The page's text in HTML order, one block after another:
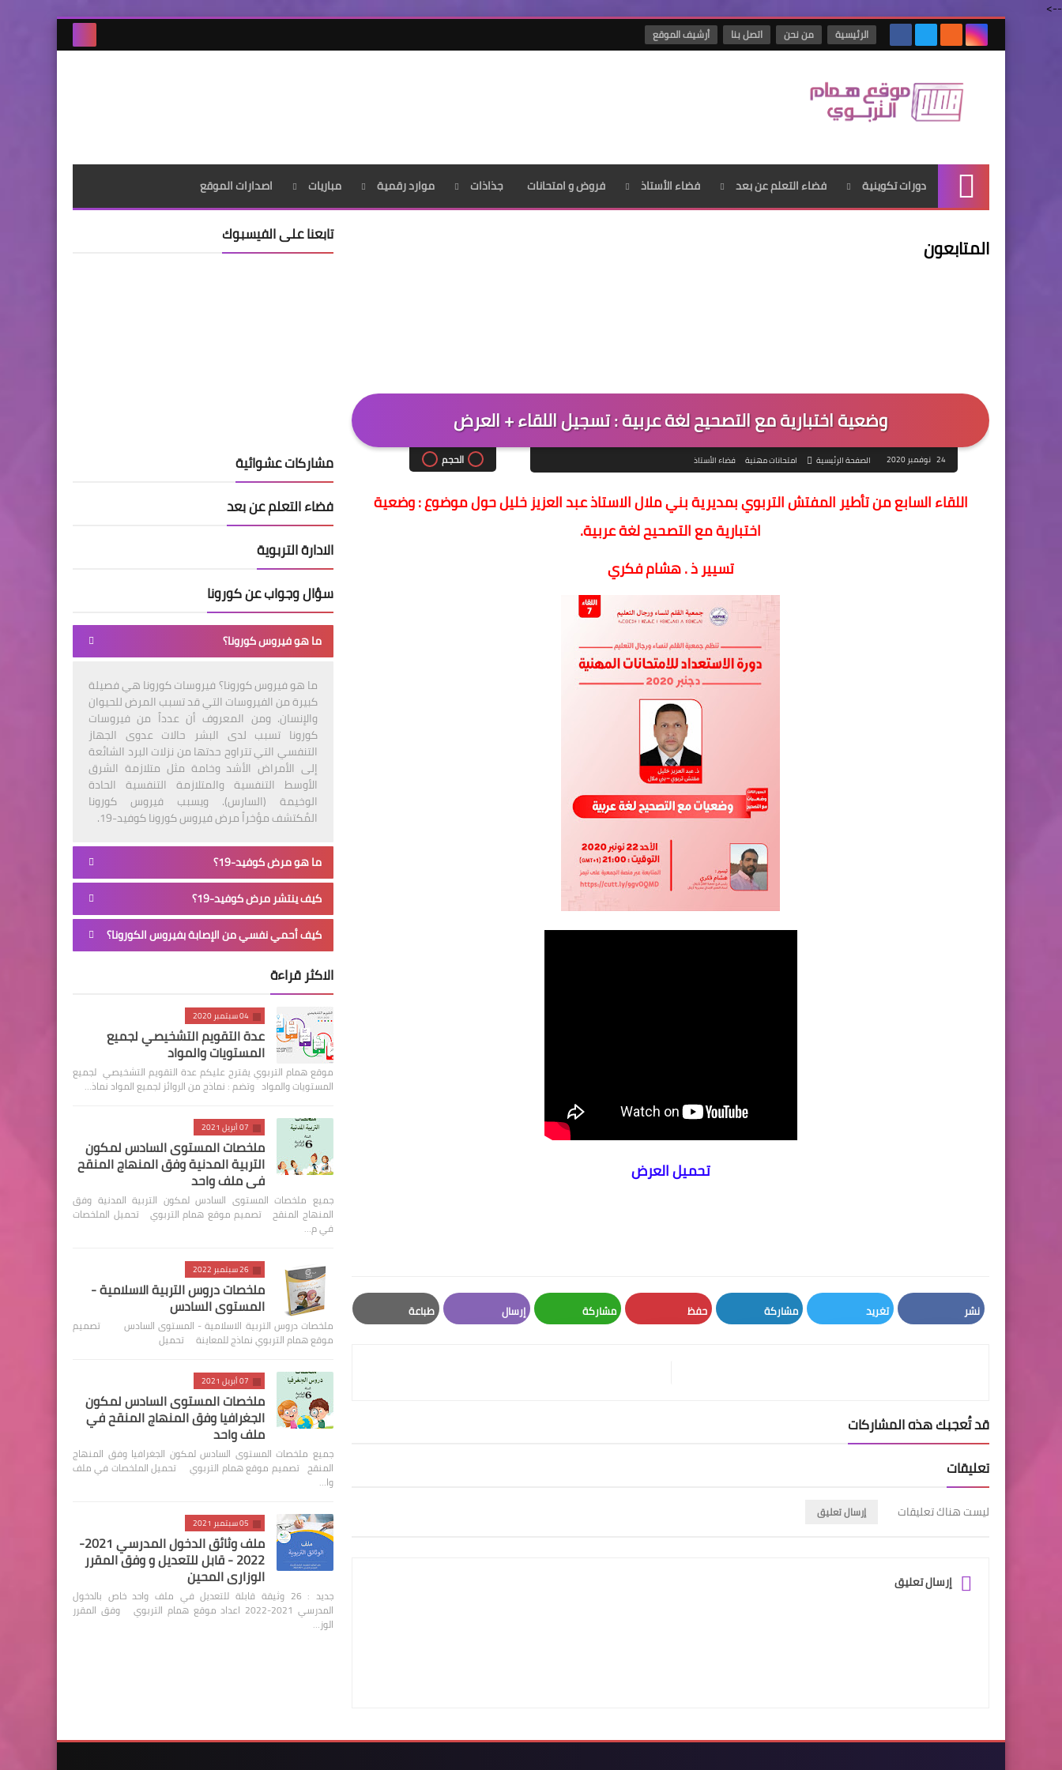
-->
الرئيسية من نحن اتصل بنا أرشيف الموقع
الرئيسية
دورات تكوينية فضاء التعلم عن بعد فضاء الأستاذ فروض و امتحانات جذاذات موارد رقمية مباريات اصدارات الموقع
المتابعون
وضعية اختبارية مع التصحيح لغة عربية : تسجيل اللقاء + العرض
24 نوفمبر 2020 الصفحة الرئيسية امتحانات مهنية فضاء الأستاذ الحجم
اللقاء السابع من تأطير المفتش التربوي بمديرية بني ملال الاستاذ عبد العزيز خليل حول موضوع : وضعية
اختبارية مع التصحيح لغة عربية.
تسيير ذ . هشام فكري
تحميل العرض
نشر تغريد مشاركة حفظ مشاركة إرسال طباعة
قد تُعجبك هذه المشاركات
تعليقات
ليست هناك تعليقات إرسال تعليق
إرسال تعليق
تابعنا على الفيسبوك
مشاركات عشوائية
فضاء التعلم عن بعد
الادارة التربوية
سؤال وجواب عن كورونا
ما هو فيروس كورونا؟
ما هو فيروس كورونا؟ فيروسات كورونا هي فصيلة
كبيرة من الفيروسات التي قد تسبب المرض للحيوان
والإنسان. ومن المعروف أن عدداً من فيروسات
كورونا تسبب لدى البشر حالات عدوى الجهاز
التنفسي التي تتراوح حدتها من نزلات البرد الشائعة
إلى الأمراض الأشد وخامة مثل متلازمة الشرق
الأوسط التنفسية والمتلازمة التنفسية الحادة
الوخيمة (السارس). ويسبب فيروس كورونا
المُكتشف مؤخراً مرض فيروس كورونا كوفيد-19.
ما هو مرض كوفيد-19؟
كيف ينتشر مرض كوفيد-19؟
كيف أحمي نفسي من الإصابة بفيروس الكورونا؟
الاكثر قراءة
04 سبتمبر 2020
عدة التقويم التشخيصي لجميع
المستويات والمواد
موقع همام التربوي يقترح عليكم عدة التقويم التشخيصي لجميع
المستويات والمواد وتضم : نماذج من الروائز لجميع المواد نماذ…
07 أبريل 2021
ملخصات المستوى السادس لمكون
التربية المدنية وفق المنهاج المنقح
في ملف واحد
جميع ملخصات المستوى السادس لمكون التربية المدنية وفق
المنهاج المنقح تصميم موقع همام التربوي تحميل الملخصات
في م…
26 سبتمبر 2022
ملخصات دروس التربية الاسلامية -
المستوى السادس
ملخصات دروس التربية الاسلامية - المستوى السادس تصميم
موقع همام التربوي نماذج للمعاينة تحميل
07 أبريل 2021
ملخصات المستوى السادس لمكون
الجغرافيا وفق المنهاج المنقح في
ملف واحد
جميع ملخصات المستوى السادس لمكون الجغرافيا وفق المنهاج
المنقح تصميم موقع همام التربوي تحميل الملخصات في ملف
وا…
05 سبتمبر 2021
ملف وثائق الدخول المدرسي 2021-
2022 - قابل للتعديل و وفق المقرر
الوزاري المحين
جديد : 26 وثيقة قابلة للتعديل في ملف واحد خاص بالدخول
المدرسي 2021-2022 اعداد موقع همام التربوي وفق المقرر
الوز…